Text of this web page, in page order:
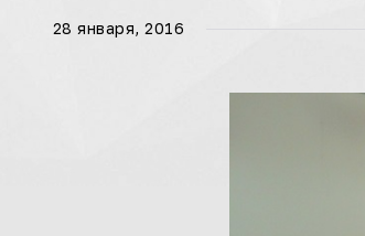
28 января, 2016